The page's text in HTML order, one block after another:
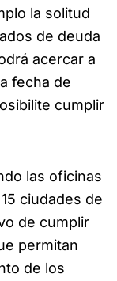
la solitud
de deuda
acercar a
fecha de
cumplir
las oficinas
ciudades de
de cumplir
permitan
de los